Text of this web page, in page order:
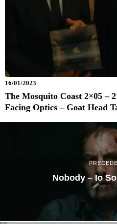
16/01/2023
The Mosquito Coast 2×05 –
Facing Optics – Goat Head
Nobody – Io